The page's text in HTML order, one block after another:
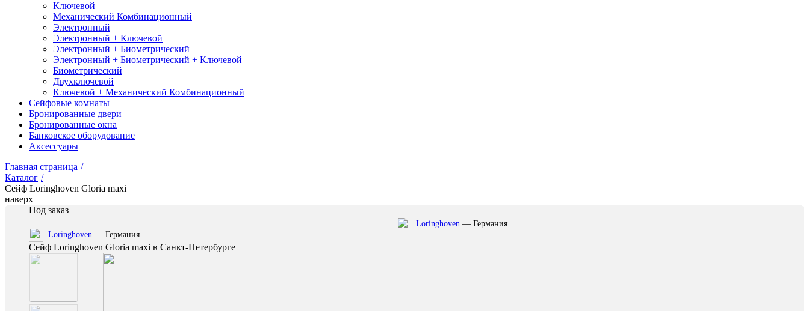
Ключевой
Механический Комбинационный
Электронный
Электронный + Ключевой
Электронный + Биометрический
Электронный + Биометрический + Ключевой
Биометрический
Двухключевой
Ключевой + Механический Комбинационный
Сейфовые комнаты
Бронированные двери
Бронированные окна
Банковское оборудование
Аксессуары
Главная страница /
Каталог /
Сейф Loringhoven Gloria maxi
наверх
Под заказ
Loringhoven — Германия
Сейф Loringhoven Gloria maxi в Санкт-Петербурге
Loringhoven — Германия